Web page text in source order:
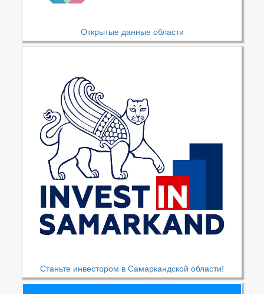
Открытые данные области
Станьте инвестором в Самаркандской области!